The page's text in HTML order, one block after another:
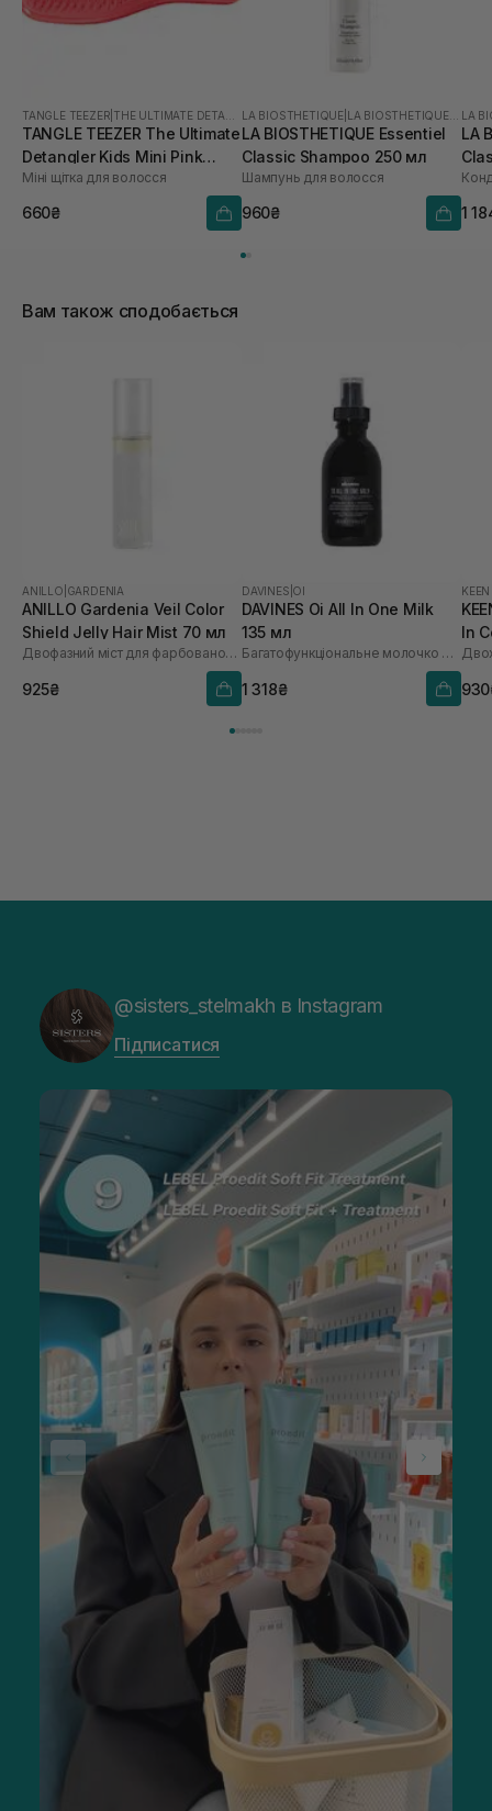
TANGLE TEEZER
TANGLE TEEZER The Ultimate
Detangler Kids Mini Pink
Punch
Міні щітка для волосся
660₴
LA BIOSTHETIQUE LA BIOSTHETIQUE ESSENTIEL
LA BIOSTHETIQUE Essentiel
Classic Shampoo 250 мл
Шампунь для волосся
960₴
LA
LA
1
Вам також сподобається
ANILLO GARDENIA
ANILLO Gardenia Veil Color
Shield Jelly Hair Mist 70 мл
Двофазний міст для фарбованого волосся
925₴
DAVINES OI
DAVINES Oi All In One Milk
135 мл
Багатофункціональне молочко для волосся
1 318₴
In
@sisters_stelmakh в Instagram
Підписатися